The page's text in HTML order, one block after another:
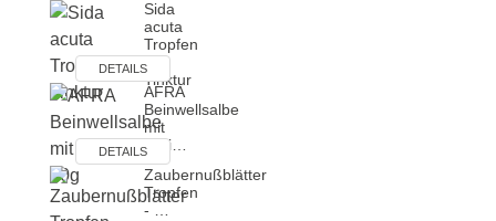
Sida
acuta
Tropfen
-
Tinktur
DETAILS
AFRA
Beinwellsalbe
mit
Arni…
DETAILS
Zaubernußblätter
Tropfen
- …